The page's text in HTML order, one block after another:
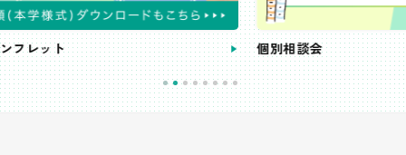
個別相談会